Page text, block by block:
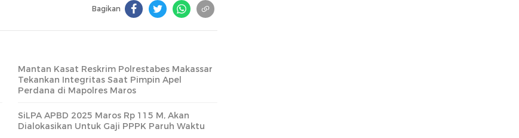
Bagikan
Mantan Kasat Reskrim Polrestabes Makassar
Tekankan Integritas Saat Pimpin Apel
Perdana di Mapolres Maros
SiLPA APBD 2025 Maros Rp 115 M, Akan
Dialokasikan Untuk Gaji PPPK Paruh Waktu